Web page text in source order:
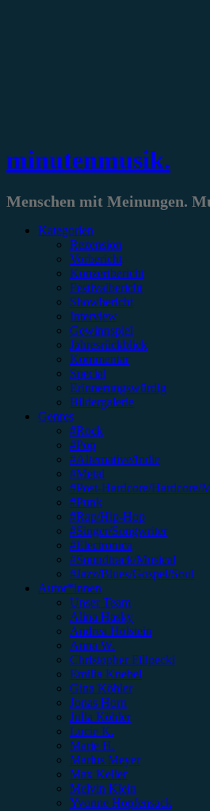
minutenmusik.
Menschen mit Meinungen.
Kategorien
Rezension
Vorbericht
Konzertbericht
Festivalbericht
Showbericht
Interview
Gewinnspiel
Jahresrückblick
Kommentar
Special
Erinnerungswürdig
Bildergalerie
Genres
#Rock
#Pop
#Alternative/Indie
#Metal
#Post-Hardcore/Hardcore/
#Punk
#Rap/Hip-Hop
#Singer/Songwriter
#Electronica
#Soundtrack/Musical
#Jazz/Blues/Gospel/Soul
Autor*innen
Unser Team
Alina Hasky
Andrea Holstein
Anna W.
Christopher Filipecki
Emilia Knebel
Gina Köhler
Jonas Horn
Julia Köhler
Lucie K.
Marie H.
Marius Meyer
Max Keller
Melvin Klein
Yvonne Hopfensack